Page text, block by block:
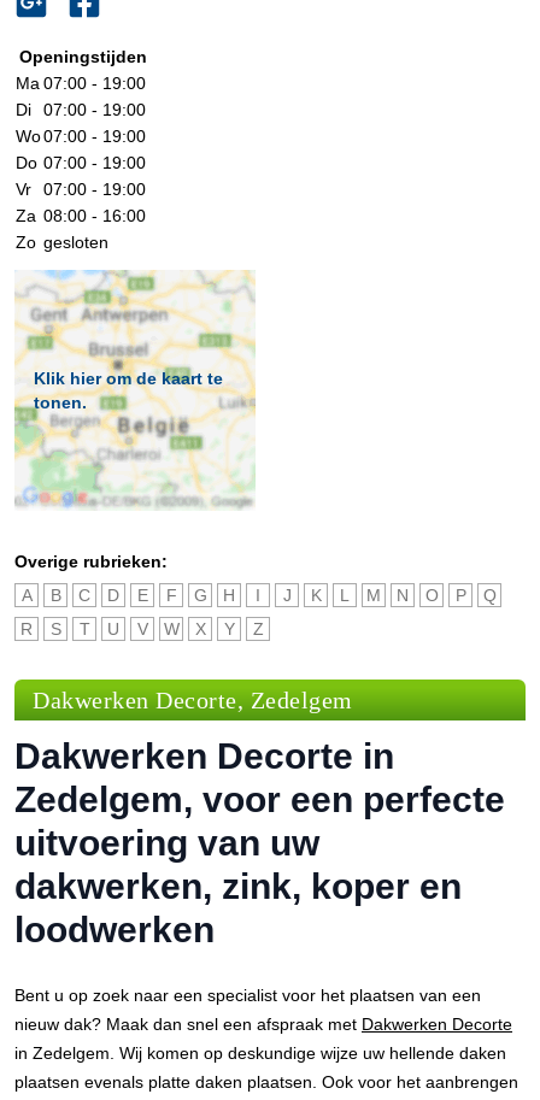
Openingstijden
Ma 07:00 - 19:00
Di
07:00 - 19:00
Wo07:00 - 19:00
Do 07:00 - 19:00
Vr
07:00 - 19:00
Za 08:00 - 16:00
Zo gesloten
Klik hier om de kaart te
tonen.
Overige rubrieken:
A
B C D E F G H I J K L M N O P
Q
R
S T U V W X Y Z
Dakwerken Decorte, Zedelgem
Dakwerken Decorte in
Zedelgem, voor een perfecte
uitvoering van uw
dakwerken, zink, koper en
loodwerken
Bent u op zoek naar een specialist voor het plaatsen van een
nieuw dak? Maak dan snel een afspraak met Dakwerken Decorte
in Zedelgem. Wij komen op deskundige wijze uw hellende daken
plaatsen evenals platte daken plaatsen. Ook voor het aanbrengen